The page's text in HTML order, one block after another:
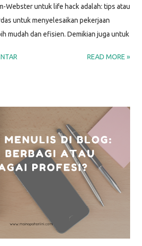
Webster untuk life hack adalah: tips atau
untuk menyelesaikan pekerjaan
mudah dan efisien. Demikian juga untuk
masalah yang biasa kita hadapi dalam
coba lakukan juga. Life Hack #1: Dry
erase sheet yang aku maksud disini
menulis : bisa papan tulis, atau
yang aku pakai adalah kertas yang
aku bikin desain sederhana di
print dan laminating, sehingga bisa
dihapus. Kertas ini kemudian aku t...
READ MORE »